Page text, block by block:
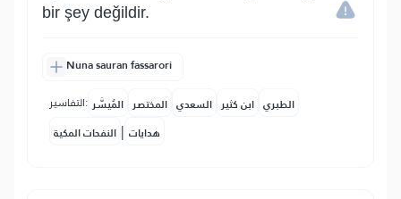
bir şey değildir.
Nuna sauran fassarori
التفاسير: المُيسَّر المختصر السعدي ابن كثير الطبري
النفحات المكية | هدايات